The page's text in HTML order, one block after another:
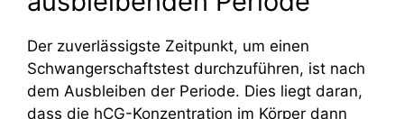
Der zuverlässigste Zeitpunkt, um einen
Schwangerschaftstest durchzuführen, ist nach
dem Ausbleiben der Periode. Dies liegt daran,
dass die hCG-Konzentration im Körper dann